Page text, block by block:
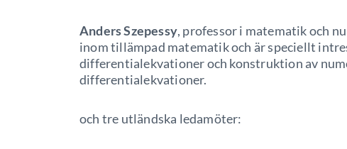
Anders Szepessy, professor i matematik och
inom tillämpad matematik och är speciellt
differentialekvationer och konstruktion av
differentialekvationer.
och tre utländska ledamöter: